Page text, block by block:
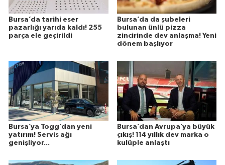
Bursa’da tarihi eser
pazarlığı yarıda kaldı! 255
parça ele geçirildi
Bursa’da da şubeleri
bulunan ünlü pizza
zincirinde dev anlaşma! Yeni
dönem başlıyor
Bursa’ya Togg’dan yeni
yatırım! Servis ağı
genişliyor...
Bursa’dan Avrupa’ya büyük
çıkış! 114 yıllık dev marka o
kulüple anlaştı